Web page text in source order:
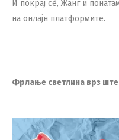
И покрај сè, Жанг и
на онлајн платформите.
Фрлање светлина врз